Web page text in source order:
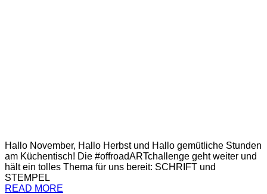
Hallo November, Hallo Herbst und Hallo gemütliche Stunden
am Küchentisch! Die #offroadARTchallenge geht weiter und
hält ein tolles Thema für uns bereit: SCHRIFT und
STEMPEL
READ MORE